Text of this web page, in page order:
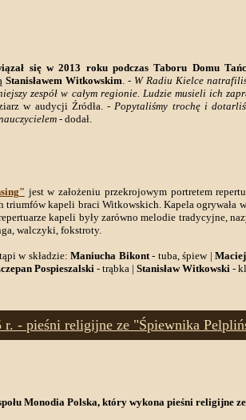
się w 2013 roku podczas Taboru Domu
Stanisławem Witkowskim. - W Radiu Kielce
zespół w całym regionie. Ludzie musieli ich
w audycji Źródła. -Popytaliśmy trochę i
- dodał.
jest w założeniu przekrojowym portretem
triumfów kapeli braci Witkowskich. Kapela ogrywała
kapeli były zarówno melodie tradycyjne,
walczyki, fokstroty.
w składzie:Maniucha Bikont- tuba, śpiew |
Pospieszalski - trąbka | Stanisław Witkowski -
r. - pieśni religijne ze "Śpiewnika
Monodia Polska, który wykona pieśni religijne